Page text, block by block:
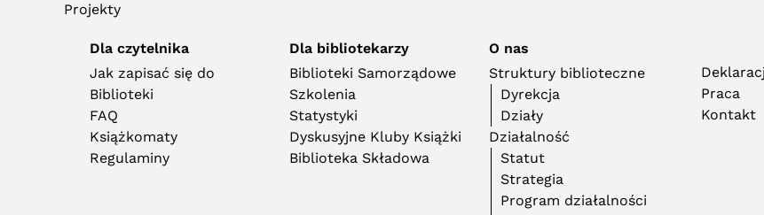
Projekty
Dla czytelnika
Jak zapisać się do
Biblioteki
FAQ
Książkomaty
Regulaminy
Dla bibliotekarzy
Biblioteki Samorządowe
Szkolenia
Statystyki
Dyskusyjne Kluby Książki
Biblioteka Składowa
O nas
Struktury biblioteczne
Dyrekcja
Działy
Działalność
Statut
Strategia
Program działalności
Praca
Kontakt